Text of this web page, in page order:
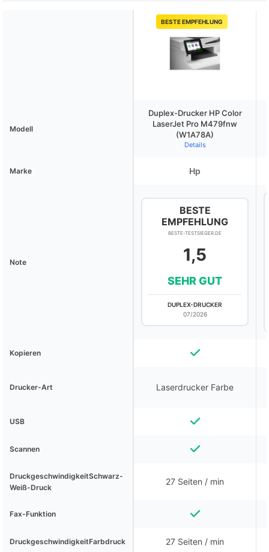
BESTE EMPFEHLUNG
Modell
Duplex-Drucker HP Color
LaserJet Pro M479fnw
(W1A78A)
Details
Marke Hp
Note
BESTE
EMPFEHLUNG
BESTE-TESTSIEGER.DE
1,5
SEHR GUT
DUPLEX-DRUCKER
07/2026
Kopieren
Drucker-Art Laserdrucker Farbe
USB
Scannen
DruckgeschwindigkeitSchwarz-
Weiß-Druck
27 Seiten / min
Fax-Funktion
DruckgeschwindigkeitFarbdruck 27 Seiten / min